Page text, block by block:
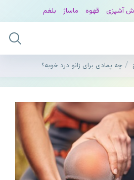
آشپزی قهوه ماساژ بلغم
چه پمادی برای زانو درد خوبه؟